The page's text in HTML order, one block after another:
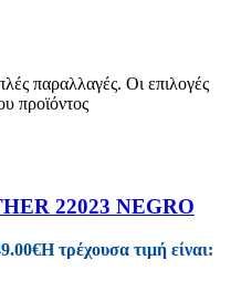
παραλλαγές. Οι επιλογές
προϊόντος
22023 NEGRO
€Η τρέχουσα τιμή είναι: